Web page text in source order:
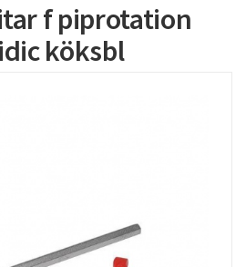
f piprotation
köksbl